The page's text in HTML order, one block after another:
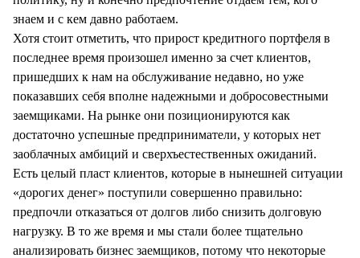
знаем и с кем давно работаем.
Хотя стоит отметить, что прирост кредитного портфеля в
последнее время произошел именно за счет клиентов,
пришедших к нам на обслуживание недавно, но уже
показавших себя вполне надежными и добросовестными
заемщиками. На рынке они позиционируются как
достаточно успешные предприниматели, у которых нет
заоблачных амбиций и сверхъестественных ожиданий.
Есть целый пласт клиентов, которые в нынешней ситуации
«дорогих денег» поступили совершенно правильно:
предпочли отказаться от долгов либо снизить долговую
нагрузку. В то же время и мы стали более тщательно
анализировать бизнес заемщиков, потому что некоторые